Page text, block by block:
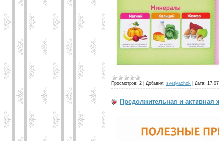
Просмотров: 2 Добавил: svetlyachok Дата:
Продолжительная и активная